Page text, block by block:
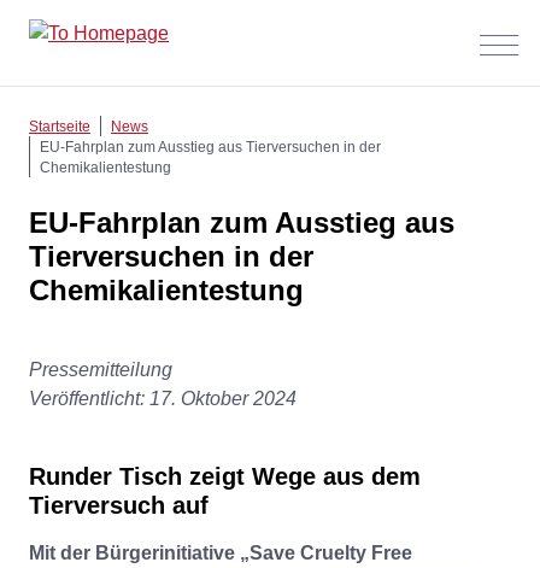
Menü
Startseite
News
EU-Fahrplan zum Ausstieg aus Tierversuchen in der
Chemikalientestung
EU-Fahrplan zum Ausstieg aus
Tierversuchen in der
Chemikalientestung
Pressemitteilung
Veröffentlicht: 17. Oktober 2024
Runder Tisch zeigt Wege aus dem
Tierversuch auf
Mit der Bürgerinitiative „Save Cruelty Free